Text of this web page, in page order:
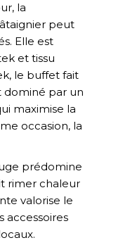
la
peut
Elle est
et tissu
le buffet fait
dominé par un
maximise la
occasion, la
prédomine
rimer chaleur
valorise le
accessoires